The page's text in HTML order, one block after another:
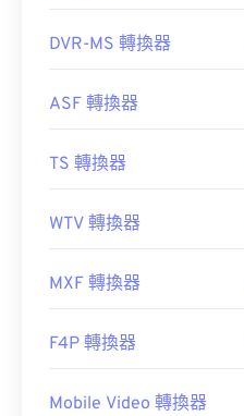
DVR-MS 轉換器
ASF 轉換器
TS 轉換器
WTV 轉換器
MXF 轉換器
F4P 轉換器
Mobile Video 轉換器